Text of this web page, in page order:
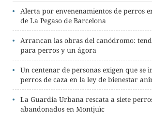
Alerta por envenenamientos de perros
de La Pegaso de Barcelona
Arrancan las obras del canódromo:
para perros y un ágora
Un centenar de personas exigen que se
perros de caza en la ley de bienestar
La Guardia Urbana rescata a siete
abandonados en Montjuïc